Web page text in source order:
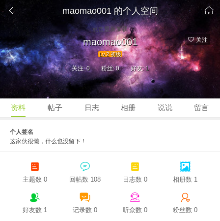
 maomao001 的个人空间 
点击重新加载
maomao001
Lv.2 初级
关注
关注: 0 粉丝: 0 好友: 1
资料 帖子 日志 相册 说说 留言
个人签名
这家伙很懒，什么也没留下！

主题数 0

回帖数 108

日志数 0

相册数 1

好友数 1

记录数 0

听众数 0

粉丝数 0